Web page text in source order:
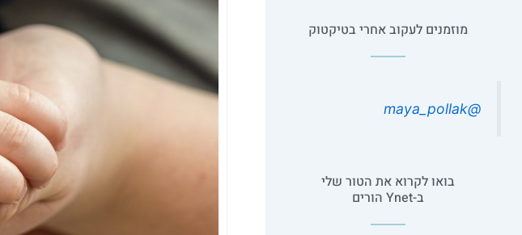
מוזמנים לעקוב אחרי בטיקטוק
@maya_pollak
בואו לקרוא את הטור שלי
ב-Ynet הורים